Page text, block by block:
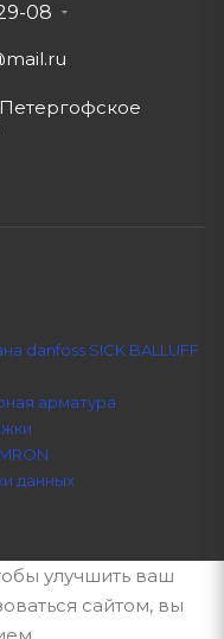
08
danfoss SICK BALLUFF
арматура
данных
улучшить ваш
сайтом, вы